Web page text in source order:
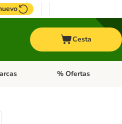
Cesta
categoria abierto: Otros animales
Menú de categoria
% Ofertas